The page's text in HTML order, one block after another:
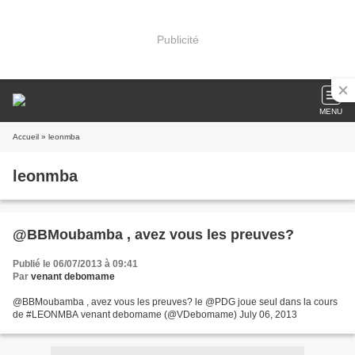
Publicité
MENU
Accueil » leonmba
leonmba
@BBMoubamba , avez vous les preuves?
Publié le 06/07/2013 à 09:41
Par venant debomame
@BBMoubamba , avez vous les preuves? le @PDG joue seul dans la cours
de #LEONMBA venant debomame (@VDebomame) July 06, 2013